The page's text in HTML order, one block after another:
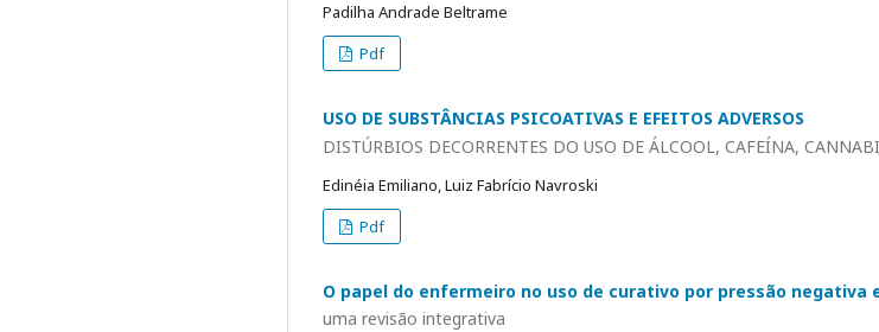
Padilha Andrade Beltrame
Pdf
USO DE SUBSTÂNCIAS PSICOATIVAS E EFEITOS ADVERSOS
DISTÚRBIOS DECORRENTES DO USO DE ÁLCOOL, CAFEÍNA,
Edinéia Emiliano, Luiz Fabrício Navroski
Pdf
O papel do enfermeiro no uso de curativo por pressão
uma revisão integrativa